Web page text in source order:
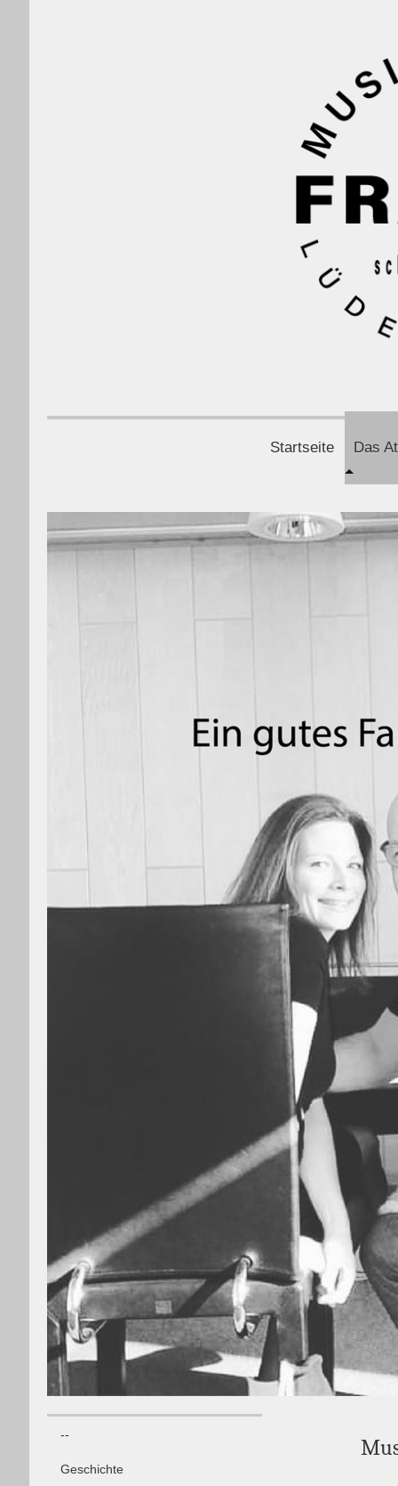
Startseite Das
--
Geschichte